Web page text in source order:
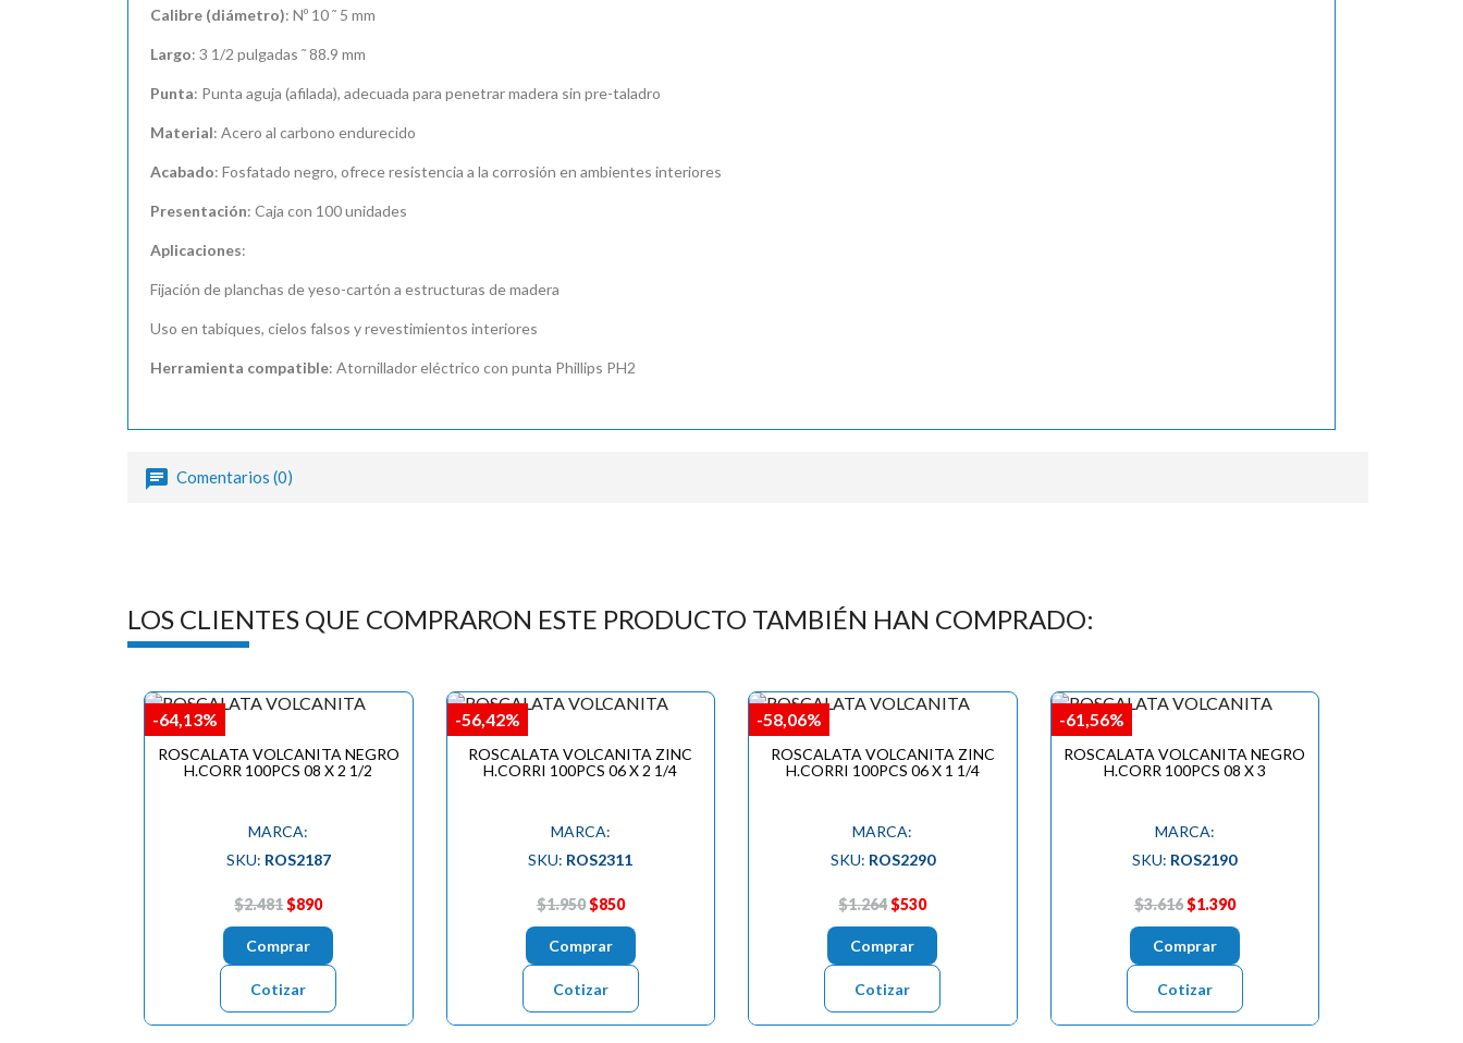
Calibre (diámetro): Nº 10 ˜ 5 mm
Largo: 3 1/2 pulgadas ˜ 88.9 mm
Punta: Punta aguja (afilada), adecuada para penetrar madera sin pre-taladro
Material: Acero al carbono endurecido
Acabado: Fosfatado negro, ofrece resistencia a la corrosión en ambientes interiores
Presentación: Caja con 100 unidades
Aplicaciones:
Fijación de planchas de yeso-cartón a estructuras de madera
Uso en tabiques, cielos falsos y revestimientos interiores
Herramienta compatible: Atornillador eléctrico con punta Phillips PH2
Comentarios (0)
LOS CLIENTES QUE COMPRARON ESTE PRODUCTO TAMBIÉN HAN COMPRADO:
ROSCALATA VOLCANITA NEGRO
H.CORR 100PCS 08 X 2 1/2
MARCA:
SKU: ROS2187
$2.481$890
Comprar
Cotizar
-64,13%
ROSCALATA VOLCANITA ZINC
H.CORRI 100PCS 06 X 2 1/4
MARCA:
SKU: ROS2311
$1.950$850
Comprar
Cotizar
-56,42%
ROSCALATA VOLCANITA ZINC
H.CORRI 100PCS 06 X 1 1/4
MARCA:
SKU: ROS2290
$1.264$530
Comprar
Cotizar
-58,06%
ROSCALATA VOLCANITA NEGRO
H.CORR 100PCS 08 X 3
MARCA:
SKU: ROS2190
$3.616$1.390
Comprar
Cotizar
-61,56%